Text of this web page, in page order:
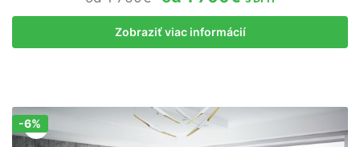
Zobraziť viac informácií
Zľava!
-6%